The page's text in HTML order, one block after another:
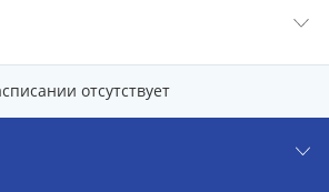
отсутствует